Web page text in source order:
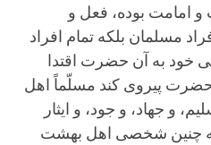
امامت بوده، فعل و
مسلمان بلکه تمام افراد
خود به آن حضرت اقتدا
حضرت پیروى کند مسلّماً اهل
و جهاد، و جود، و ایثار
چنین شخصى اهل بهشت